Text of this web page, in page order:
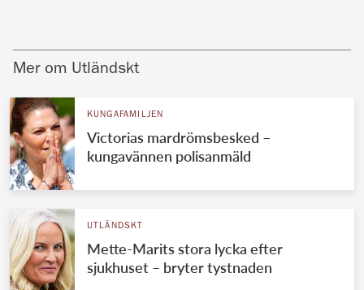
Mer om Utländskt
KUNGAFAMILJEN
Victorias mardrömsbesked –
kungavännen polisanmäld
UTLÄNDSKT
Mette-Marits stora lycka efter
sjukhuset – bryter tystnaden